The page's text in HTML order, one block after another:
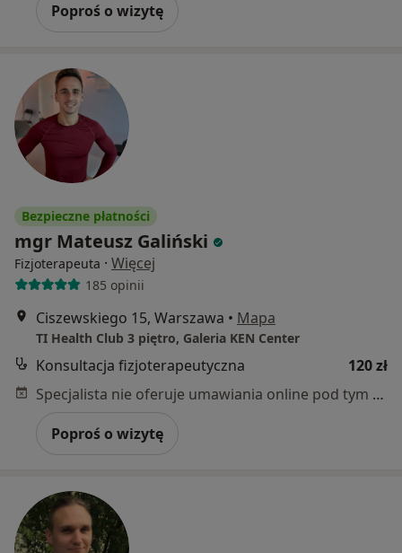
Poproś o wizytę
Bezpieczne płatności
mgr Mateusz Galiński
Fizjoterapeuta · Więcej
185 opinii
Ciszewskiego 15, Warszawa • Mapa
TI Health Club 3 piętro, Galeria KEN Center
Konsultacja fizjoterapeutyczna
120 zł
Specjalista nie oferuje umawiania online pod tym adresem.
Poproś o wizytę